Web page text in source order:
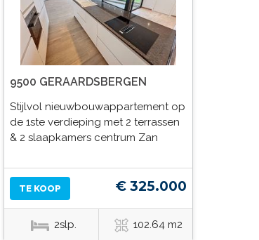
9500 GERAARDSBERGEN
Stijlvol nieuwbouwappartement op
de 1ste verdieping met 2 terrassen
& 2 slaapkamers centrum Zan
TE KOOP € 325.000
2slp. 102.64 m2